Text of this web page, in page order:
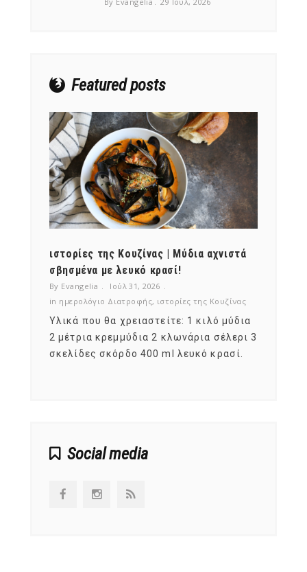
Featured posts
ιστορίες της Κουζίνας | Μύδια αχνιστά
σβησμένα με λευκό κρασί!
By Evangelia
Ιούλ 31, 2026
in ημερολόγιο Διατροφής, ιστορίες της Κουζίνας
Υλικά που θα χρειαστείτε: 1 κιλό μύδια
2 μέτρια κρεμμύδια 2 κλωνάρια σέλερι 3
σκελίδες σκόρδο 400 ml λευκό κρασί.
Social media